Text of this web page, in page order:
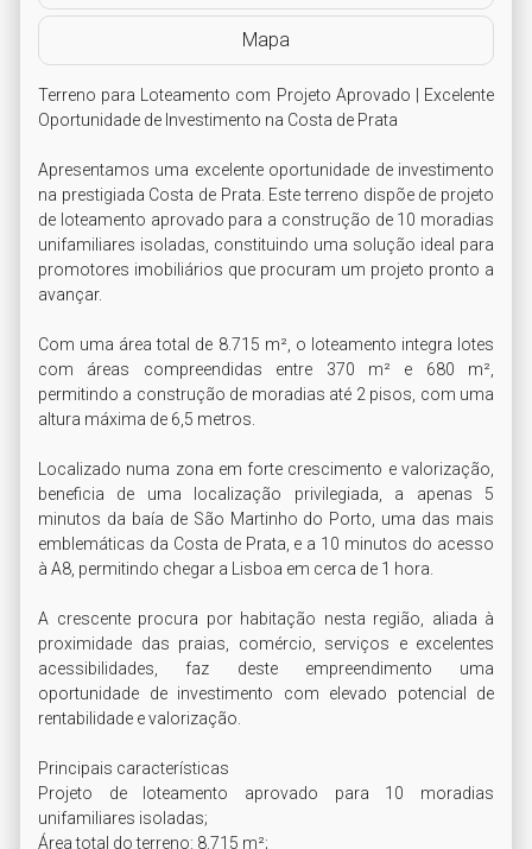
Mapa
Terreno para Loteamento com Projeto Aprovado | Excelente
Oportunidade de Investimento na Costa de Prata
Apresentamos uma excelente oportunidade de investimento
na prestigiada Costa de Prata. Este terreno dispõe de projeto
de loteamento aprovado para a construção de 10 moradias
unifamiliares isoladas, constituindo uma solução ideal para
promotores imobiliários que procuram um projeto pronto a
avançar.
Com uma área total de 8.715 m², o loteamento integra lotes
com áreas compreendidas entre 370 m² e 680 m²,
permitindo a construção de moradias até 2 pisos, com uma
altura máxima de 6,5 metros.
Localizado numa zona em forte crescimento e valorização,
beneficia de uma localização privilegiada, a apenas 5
minutos da baía de São Martinho do Porto, uma das mais
emblemáticas da Costa de Prata, e a 10 minutos do acesso
à A8, permitindo chegar a Lisboa em cerca de 1 hora.
A crescente procura por habitação nesta região, aliada à
proximidade das praias, comércio, serviços e excelentes
acessibilidades, faz deste empreendimento uma
oportunidade de investimento com elevado potencial de
rentabilidade e valorização.
Principais características
Projeto de loteamento aprovado para 10 moradias
unifamiliares isoladas;
Área total do terreno: 8.715 m²;